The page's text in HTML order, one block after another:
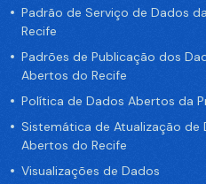
Padrão de Serviço de Dados
Recife
Padrões de Publicação dos
Abertos do Recife
Política de Dados Abertos da
Sistemática de Atualização de
Abertos do Recife
Visualizações de Dados